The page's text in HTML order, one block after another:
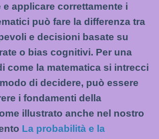
applicare correttamente i
può fare la differenza tra
e decisioni basate su
o bias cognitivi. Per una
come la matematica si intrecci
di decidere, può essere
i fondamenti della
illustrato anche nel nostro
La probabilità e la